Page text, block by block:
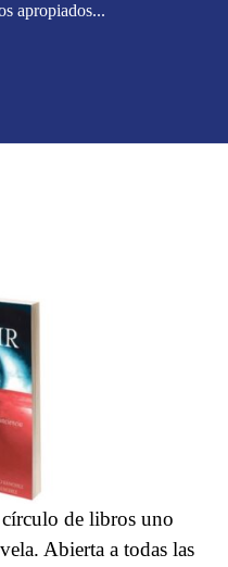
apropiados...
de libros uno
Abierta a todas las